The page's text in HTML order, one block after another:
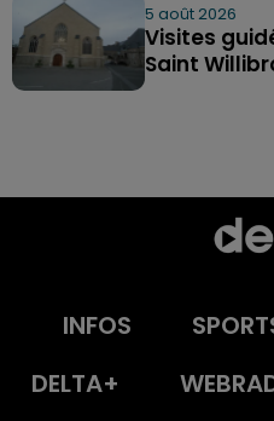
5 août 2026
Visites
Saint
INFOS
DELTA+